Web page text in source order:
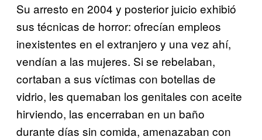
Su arresto en 2004 y posterior juicio exhibió
sus técnicas de horror: ofrecían empleos
inexistentes en el extranjero y una vez ahí,
vendían a las mujeres. Si se rebelaban,
cortaban a sus víctimas con botellas de
vidrio, les quemaban los genitales con aceite
hirviendo, las encerraban en un baño
durante días sin comida, amenazaban con